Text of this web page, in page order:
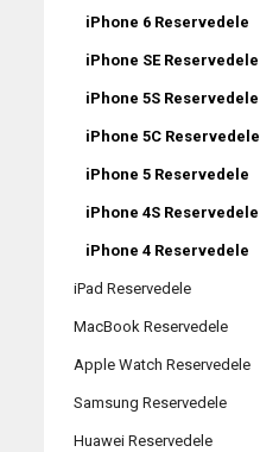
iPhone 6 Reservedele
iPhone SE Reservedele
iPhone 5S Reservedele
iPhone 5C Reservedele
iPhone 5 Reservedele
iPhone 4S Reservedele
iPhone 4 Reservedele
iPad Reservedele
MacBook Reservedele
Apple Watch Reservedele
Samsung Reservedele
Huawei Reservedele